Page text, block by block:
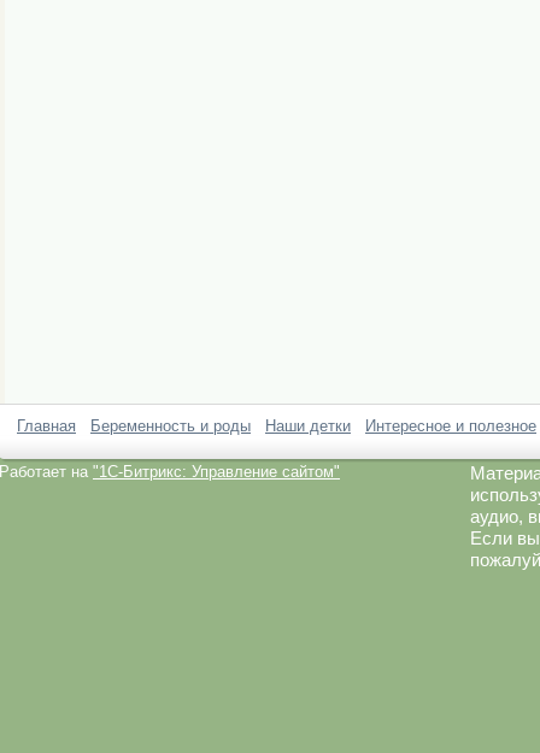
Главная Беременность и роды Наши детки Интересное и полезное
Работает на "1C-Битрикс: Управление сайтом"
аудио,
Если вы